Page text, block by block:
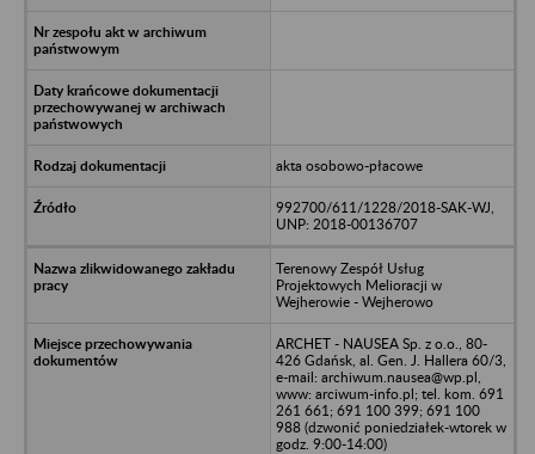
akta osobowo-płacowe
992700/611/1228/2018-SAK-WJ,
UNP: 2018-00136707
Terenowy Zespół Usług
Projektowych Melioracji w
Wejherowie - Wejherowo
ARCHET - NAUSEA Sp. z o.o., 80-
426 Gdańsk, al. Gen. J. Hallera 60/3,
e-mail: archiwum.nausea@wp.pl,
www: arciwum-info.pl; tel. kom. 691
261 661; 691 100 399; 691 100
988 (dzwonić poniedziałek-wtorek w
godz. 9:00-14:00)